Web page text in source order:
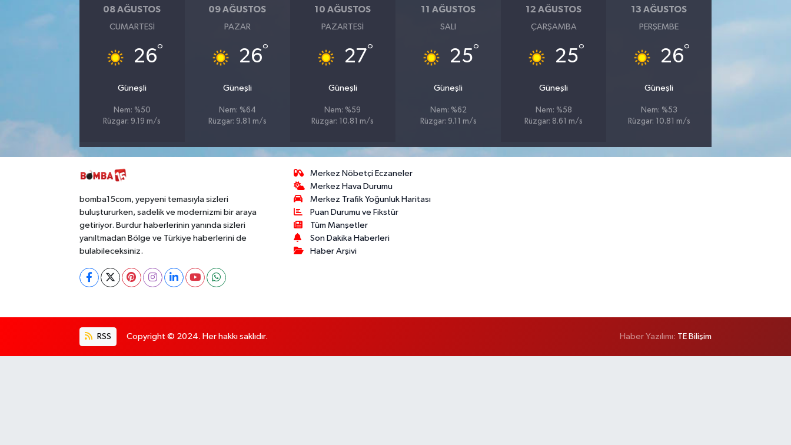
08 AĞUSTOS
CUMARTESI
26°
Güneşli
Nem: %50
Rüzgar: 9.19 m/s
09 AĞUSTOS
PAZAR
26°
Güneşli
Nem: %64
Rüzgar: 9.81 m/s
10 AĞUSTOS
PAZARTESI
27°
Güneşli
Nem: %59
Rüzgar: 10.81 m/s
11 AĞUSTOS
SALI
25°
Güneşli
Nem: %62
Rüzgar: 9.11 m/s
12 AĞUSTOS
ÇARŞAMBA
25°
Güneşli
Nem: %58
Rüzgar: 8.61 m/s
13 AĞUSTOS
PERŞEMBE
26°
Güneşli
Nem: %53
Rüzgar: 10.81 m/s
bomba15com, yepyeni temasıyla sizleri
buluştururken, sadelik ve modernizmi bir araya
getiriyor. Burdur haberlerinin yanında sizleri
yanıltmadan Bölge ve Türkiye haberlerini de
bulabileceksiniz.
Merkez Nöbetçi Eczaneler
Merkez Hava Durumu
Merkez Trafik Yoğunluk Haritası
Puan Durumu ve Fikstür
Tüm Manşetler
Son Dakika Haberleri
Haber Arşivi
RSS Copyright © 2024. Her hakkı saklıdır. Haber Yazılımı: TE Bilişim